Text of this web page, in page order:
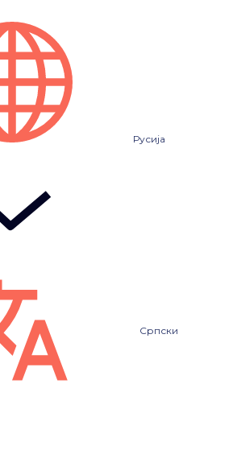
Русија
Српски